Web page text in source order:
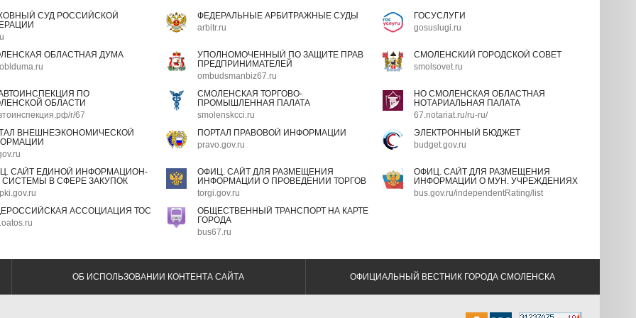
СУД РОССИЙСКОЙ
ФЕДЕРАЛЬНЫЕ АРБИТРАЖНЫЕ СУДЫ
arbitr.ru
ГОСУСЛУГИ
gosuslugi.ru
ОБЛАСТНАЯ ДУМА
УПОЛНОМОЧЕННЫЙ ПО ЗАЩИТЕ ПРАВ
ПРЕДПРИНИМАТЕЛЕЙ
ombudsmanbiz67.ru
СМОЛЕНСКИЙ ГОРОДСКОЙ СОВЕТ
smolsovet.ru
ПО
ОБЛАСТИ
r/67
СМОЛЕНСКАЯ ТОРГОВО-
ПРОМЫШЛЕННАЯ ПАЛАТА
smolenskcci.ru
НО СМОЛЕНСКАЯ ОБЛАСТНАЯ
НОТАРИАЛЬНАЯ ПАЛАТА
67.notariat.ru/ru-ru/
ВНЕШНЕЭКОНОМИЧЕСКОЙ
ПОРТАЛ ПРАВОВОЙ ИНФОРМАЦИИ
pravo.gov.ru
ЭЛЕКТРОННЫЙ БЮДЖЕТ
budget.gov.ru
САЙТ ЕДИНОЙ ИНФОРМАЦИОН-
СИСТЕМЫ В СФЕРЕ ЗАКУПОК
ОФИЦ. САЙТ ДЛЯ РАЗМЕЩЕНИЯ
ИНФОРМАЦИИ О ПРОВЕДЕНИИ ТОРГОВ
torgi.gov.ru
ОФИЦ. САЙТ ДЛЯ РАЗМЕЩЕНИЯ
ИНФОРМАЦИИ О МУН. УЧРЕЖДЕНИЯХ
bus.gov.ru/independentRating/list
АССОЦИАЦИЯ ТОС
ОБЩЕСТВЕННЫЙ ТРАНСПОРТ НА КАРТЕ
ГОРОДА
bus67.ru
ОБ ИСПОЛЬЗОВАНИИ КОНТЕНТА САЙТА ОФИЦИАЛЬНЫЙ ВЕСТНИК ГОРОДА СМОЛЕНСКА